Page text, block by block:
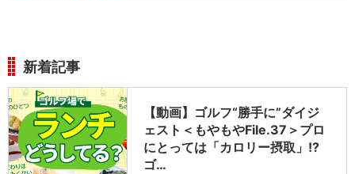
新着記事
【動画】ゴルフ“勝手に”ダイジ
ェスト＜もやもやFile.37＞プロ
にとっては「カロリー摂取」!?
ゴ…